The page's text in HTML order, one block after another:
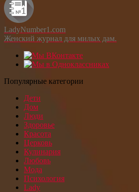
LadyNumber1.com
Женский журнал для милых дам.
Популярные категории
Дети
Дом
Люди
Здоровье
Красота
Церковь
Кулинария
Любовь
Мода
Психология
Lady